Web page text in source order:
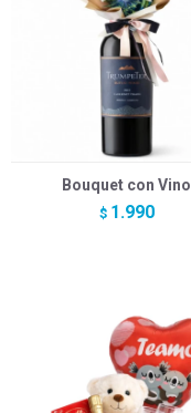
Bouquet con Vino
$ 1.990